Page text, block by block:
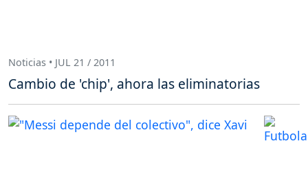
Noticias • JUL 21 / 2011
Cambio de 'chip', ahora las eliminatorias